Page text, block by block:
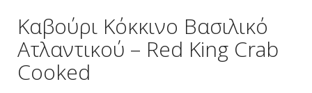
Καβούρι Κόκκινο Βασιλικό
Ατλαντικού – Red King Crab
Cooked